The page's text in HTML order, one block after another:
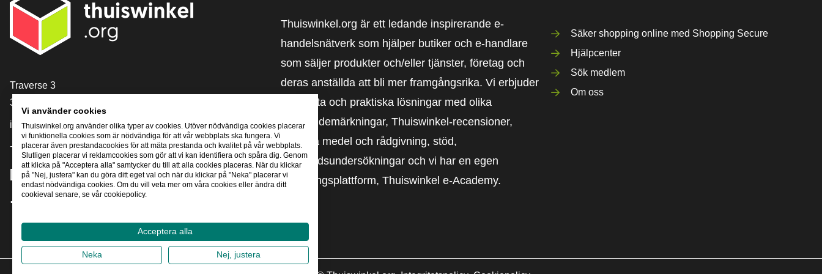
[_General:Contact]
Traverse 3
3905 NL Veenendaal
info@thuiswinkel.org
+31 (0)318 64 85 75
[_General:SocialMediaTitle]
Thuiswinkel.org är ett ledande inspirerande e-
handelsnätverk som hjälper butiker och e-handlare
som säljer produkter och/eller tjänster, företag och
deras anställda att bli mer framgångsrika. Vi erbjuder
relevanta och praktiska lösningar med olika
förtroendemärkningar, Thuiswinkel-recensioner,
rättsliga medel och rådgivning, stöd,
marknadsundersökningar och vi har en egen
utbildningsplattform, Thuiswinkel e-Academy.
Säker shopping online med Shopping Secure
Hjälpcenter
Sök medlem
Om oss
Vi använder cookies
Thuiswinkel.org använder olika typer av cookies. Utöver nödvändiga cookies placerar
vi funktionella cookies som är nödvändiga för att vår webbplats ska fungera. Vi
placerar även prestandacookies för att mäta prestanda och kvalitet på vår webbplats.
Slutligen placerar vi reklamcookies som gör att vi kan identifiera och spåra dig. Genom
att klicka på "Acceptera alla" samtycker du till att alla cookies placeras. När du klickar
på "Nej, justera" kan du göra ditt eget val och när du klickar på "Neka" placerar vi
endast nödvändiga cookies. Om du vill veta mer om våra cookies eller ändra ditt
cookieval senare, se vår cookiepolicy.
Acceptera alla
Neka Nej, justera